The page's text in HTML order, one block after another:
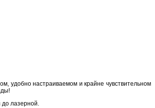
удобно настраиваемом и крайне чувствительном
до лазерной.